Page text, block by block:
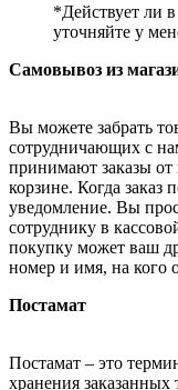
*Действует ли
уточняйте у
Самовывоз из
Вы можете забрать
сотрудничающих с
принимают заказы от
корзине. Когда заказ
уведомление. Вы
сотруднику в
покупку может ваш
номер и имя, на кого
Постамат
Постамат – это
хранения заказанных